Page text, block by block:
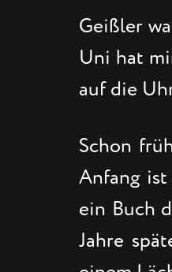
Geißler
Uni hat
auf die
Schon
Anfang ist
ein Buch
Jahre